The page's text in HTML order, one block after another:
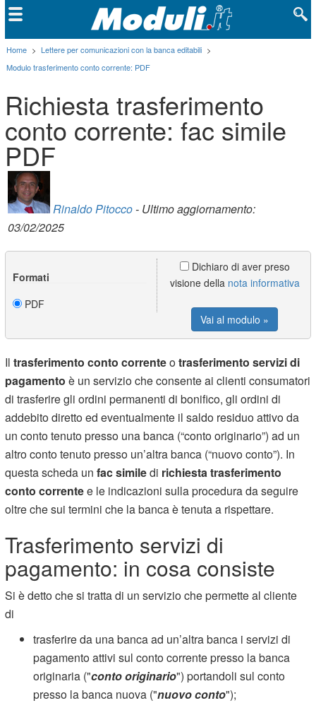
Home > Lettere per comunicazioni con la banca editabili >
Modulo trasferimento conto corrente: PDF
Richiesta trasferimento
conto corrente: fac simile
PDF
Rinaldo Pitocco- Ultimo aggiornamento:
03/02/2025
Formati
PDF
Dichiaro di aver preso
visione della nota informativa
Vai al modulo »
Iltrasferimento conto correnteotrasferimento servizi di
pagamento è un servizio che consente ai clienti consumatori
di trasferire gli ordini permanenti di bonifico, gli ordini di
addebito diretto ed eventualmente il saldo residuo attivo da
un conto tenuto presso una banca (“conto originario”) ad un
altro conto tenuto presso un’altra banca (“nuovo conto”). In
questa scheda unfac similedi richiesta trasferimento
conto correntee le indicazioni sulla procedura da seguire
oltre che sui termini che la banca è tenuta a rispettare.
Trasferimento servizi di
pagamento: in cosa consiste
Si è detto che si tratta di un servizio che permette al cliente
di
trasferire da una banca ad un’altra banca i servizi di
pagamento attivi sul conto corrente presso la banca
originaria ("conto originario") portandoli sul conto
presso la banca nuova ("nuovo conto");